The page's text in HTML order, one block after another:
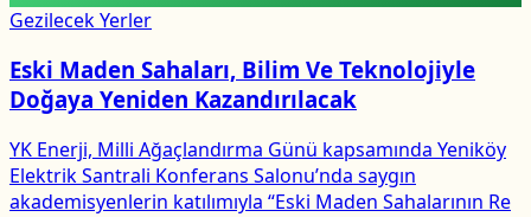
Gezilecek Yerler
Eski Maden Sahaları, Bilim Ve Teknolojiyle
Doğaya Yeniden Kazandırılacak
YK Enerji, Milli Ağaçlandırma Günü kapsamında Yeniköy
Elektrik Santrali Konferans Salonu’nda saygın
akademisyenlerin katılımıyla “Eski Maden Sahalarının Re